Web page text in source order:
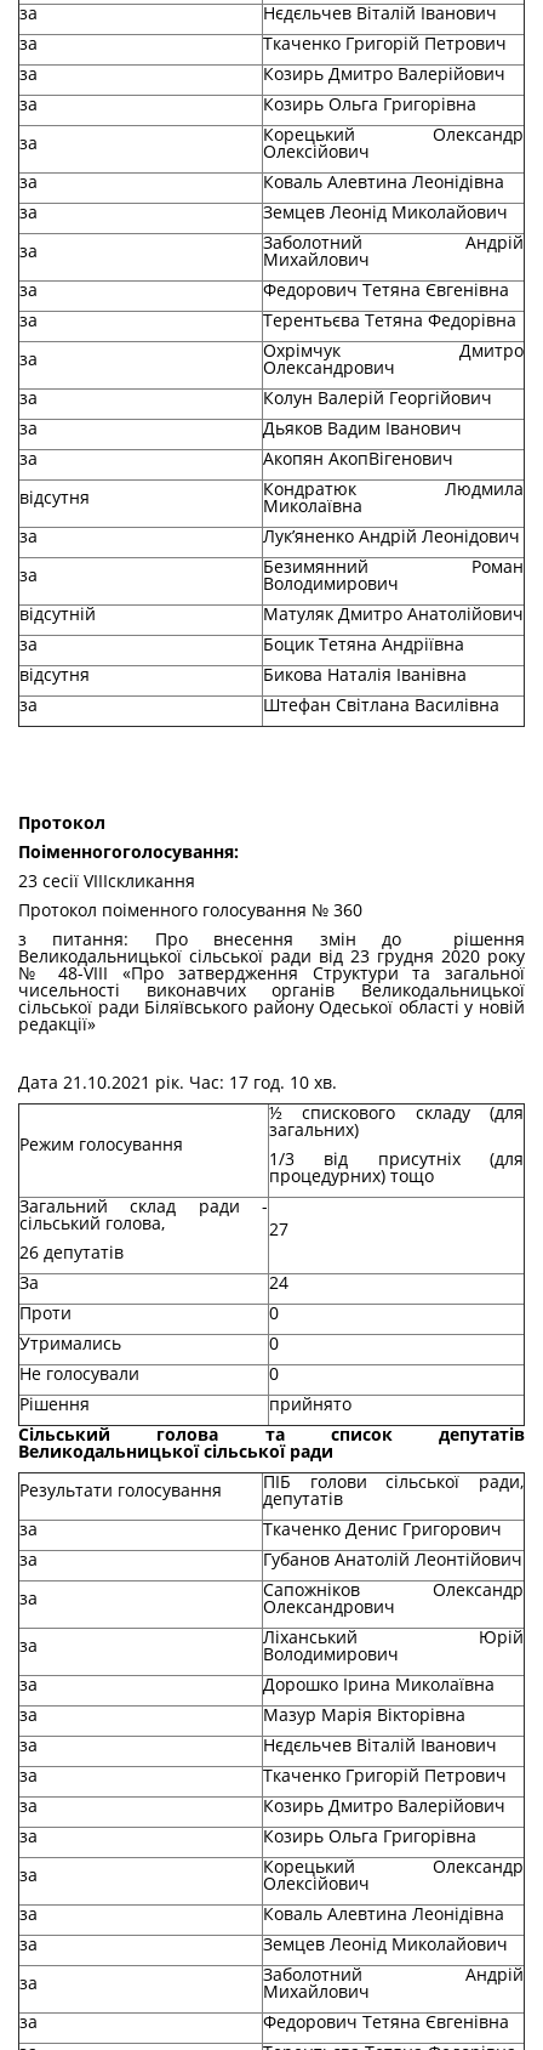
за
Нєдєльчев Віталій Іванович
за
Ткаченко Григорій Петрович
за
Козирь Дмитро Валерійович
за
Козирь Ольга Григорівна
за
Корецький Олександр
Олексійович
за
Коваль Алевтина Леонідівна
за
Земцев Леонід Миколайович
за
Заболотний Андрій
Михайлович
за
Федорович Тетяна Євгенівна
за
Терентьєва Тетяна Федорівна
за
Охрімчук Дмитро
Олександрович
за
Колун Валерій Георгійович
за
Дьяков Вадим Іванович
за
Акопян АкопВігенович
відсутня
Кондратюк Людмила
Миколаївна
за
Лук’яненко Андрій Леонідович
за
Безимянний Роман
Володимирович
відсутній
Матуляк Дмитро Анатолійович
за
Боцик Тетяна Андріївна
відсутня
Бикова Наталія Іванівна
за
Штефан Світлана Василівна
Протокол
Поіменногоголосування:
23 сесії VIIIскликання
Протокол поіменного голосування № 360
з питання: Про внесення змін до рішення
Великодальницької сільської ради від 23 грудня 2020 року
№ 48-VIII «Про затвердження Структури та загальної
чисельності виконавчих органів Великодальницької
сільської ради Біляївського району Одеської області у новій
редакції»
Дата 21.10.2021 рік. Час: 17 год. 10 хв.
Режим голосування
½ спискового складу (для
загальних)
1/3 від присутніх (для
процедурних) тощо
Загальний склад ради -
сільський голова,
26 депутатів
27
За
24
Проти
0
Утримались
0
Не голосували
0
Рішення
прийнято
Сільський голова та список депутатів
Великодальницької сільської ради
Результати голосування
ПІБ голови сільської ради,
депутатів
за
Ткаченко Денис Григорович
за
Губанов Анатолій Леонтійович
за
Сапожніков Олександр
Олександрович
за
Ліханський Юрій
Володимирович
за
Дорошко Ірина Миколаївна
за
Мазур Марія Вікторівна
за
Нєдєльчев Віталій Іванович
за
Ткаченко Григорій Петрович
за
Козирь Дмитро Валерійович
за
Козирь Ольга Григорівна
за
Корецький Олександр
Олексійович
за
Коваль Алевтина Леонідівна
за
Земцев Леонід Миколайович
за
Заболотний Андрій
Михайлович
за
Федорович Тетяна Євгенівна